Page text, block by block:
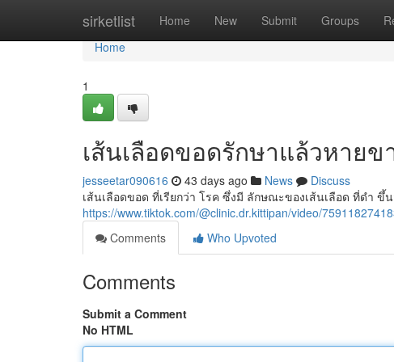
sirketlist Home New Submit Groups
Home
Home
1
เส้นเลือดขอดรักษาแล้วหายข
jesseetar090616 43 days ago News
Discuss
เส้นเลือดขอด ที่เรียกว่า โรค ซึ่งมี ลักษณะของเส้นเลือด ที่ดำ ขึ้
https://www.tiktok.com/@clinic.dr.kittipan/video/
Comments
Who Upvoted
Comments
Submit a Comment
No HTML